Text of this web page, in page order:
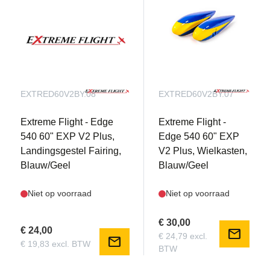
EXTRED60V2BY.08
Extreme Flight - Edge
540 60" EXP V2 Plus,
Landingsgestel Fairing,
Blauw/Geel
Niet op voorraad
€ 24,00
€ 19,83 excl. BTW mail
EXTRED60V2BY.07
Extreme Flight -
Edge 540 60" EXP
V2 Plus, Wielkasten,
Blauw/Geel
Niet op voorraad
€ 30,00
€ 24,79 excl.
BTW
mail